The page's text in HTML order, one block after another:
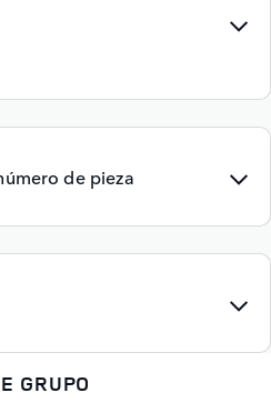
de pieza
GRUPO